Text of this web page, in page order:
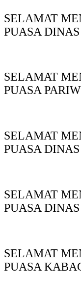
SELAMAT
PUASA
SELAMAT
PUASA
SELAMAT
PUASA
SELAMAT
PUASA DINAS
SELAMAT
PUASA